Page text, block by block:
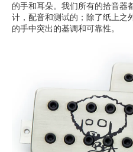
的手和耳朵。我们所有的拾音器
计，配音和测试的；除了纸上之
的手中突出的基调和可靠性。